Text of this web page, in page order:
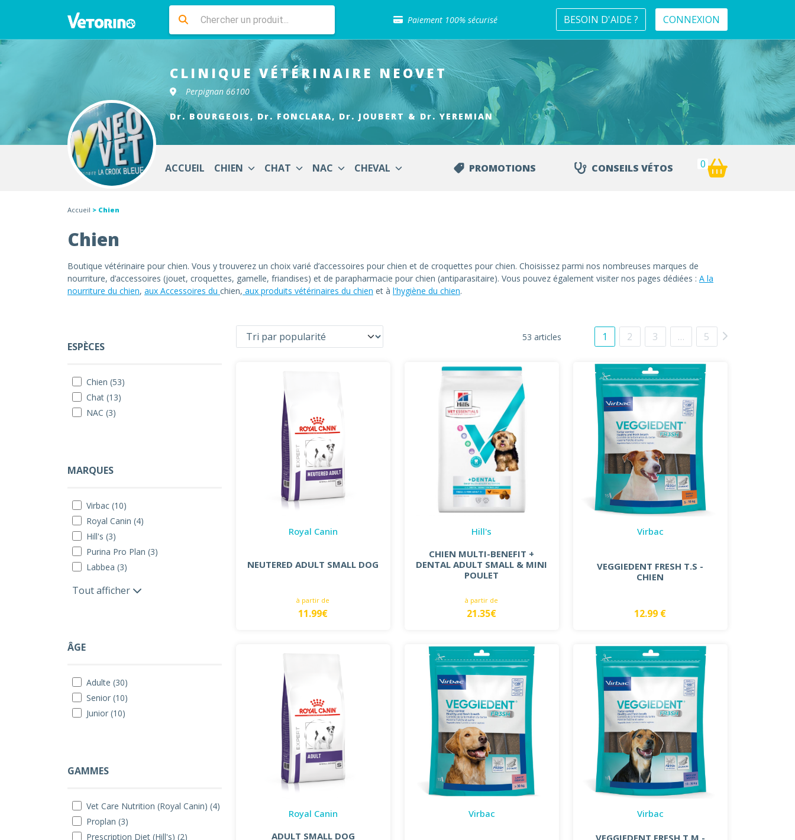
Paiement 100% sécurisé
Retour gratuit en clinique
Sélection de croquettes vétérinaire
Paiement 100% sécurisé
Livraison gratuite en clinique vétérinaire
Retour gratuit en clinique
Sélection de croquettes vétérinaire
BESOIN D'AIDE ? CONNEXION
CLINIQUE VÉTÉRINAIRE NEOVET
Perpignan 66100
Dr. BOURGEOIS, Dr. FONCLARA, Dr. JOUBERT & Dr. YEREMIAN
ACCUEIL CHIEN CHAT NAC CHEVAL PROMOTIONS CONSEILS VÉTOS 0
Accueil > Chien
Chien
Boutique vétérinaire pour chien. Vous y trouverez un choix varié d’accessoires pour chien et de croquettes pour chien. Choisissez parmi nos nombreuses marques de
nourriture, d’accessoires (jouet, croquettes, gamelle, friandises) et de parapharmacie pour chien (antiparasitaire). Vous pouvez également visiter nos pages dédiées : A la
nourriture du chien, aux Accessoires du chien, aux produits vétérinaires du chien et à l'hygiène du chien.
ESPÈCES
Chien (53)
Chat (13)
NAC (3)
MARQUES
Virbac (10)
Royal Canin (4)
Hill's (3)
Purina Pro Plan (3)
Labbea (3)
Tout afficher
ÂGE
Adulte (30)
Senior (10)
Junior (10)
GAMMES
Vet Care Nutrition (Royal Canin) (4)
Proplan (3)
Prescription Diet (Hill's) (2)
53 articles 1 2 3 … 5
Royal Canin
NEUTERED ADULT SMALL DOG
à partir de
11.99€
Hill's
CHIEN MULTI-BENEFIT +
DENTAL ADULT SMALL & MINI
POULET
à partir de
21.35€
Virbac
VEGGIEDENT FRESH T.S -
CHIEN
12.99 €
Royal Canin
ADULT SMALL DOG
Virbac Virbac
VEGGIEDENT FRESH T.M -